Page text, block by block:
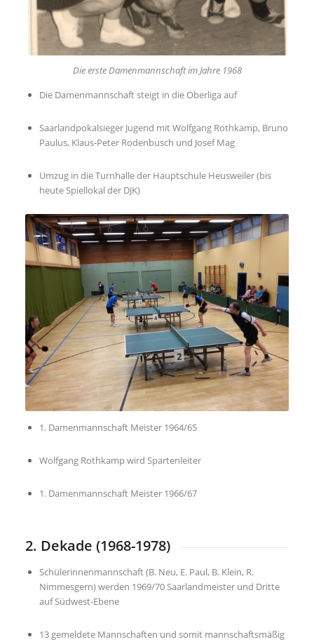
Die erste Damenmannschaft im Jahre 1968
Die Damenmannschaft steigt in die Oberliga auf
Saarlandpokalsieger Jugend mit Wolfgang Rothkamp, Bruno
Paulus, Klaus-Peter Rodenbusch und Josef Mag
Umzug in die Turnhalle der Hauptschule Heusweiler (bis
heute Spiellokal der DJK)
1. Damenmannschaft Meister 1964/65
Wolfgang Rothkamp wird Spartenleiter
1. Damenmannschaft Meister 1966/67
2. Dekade (1968-1978)
Schülerinnenmannschaft (B. Neu, E. Paul, B. Klein, R.
Nimmesgern) werden 1969/70 Saarlandmeister und Dritte
auf Südwest-Ebene
13 gemeldete Mannschaften und somit mannschaftsmäßig